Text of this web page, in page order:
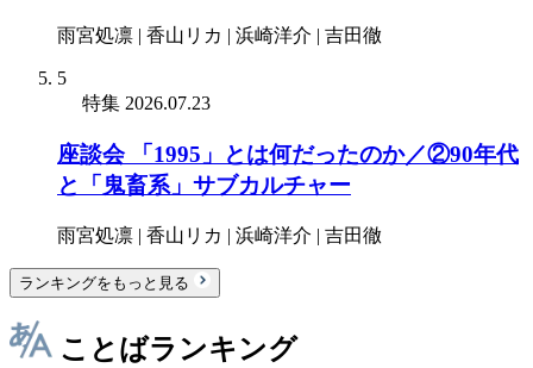
雨宮処凛 | 香山リカ | 浜崎洋介 | 吉田徹
5
特集 2026.07.23
座談会 「1995」とは何だったのか／②90年代
と「鬼畜系」サブカルチャー
雨宮処凛 | 香山リカ | 浜崎洋介 | 吉田徹
ランキングをもっと見る
ことばランキング